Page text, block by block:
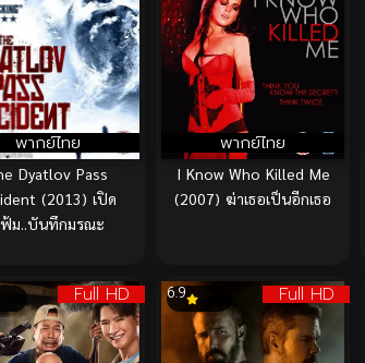
พากย์ไทย
Dyatlov Pass
(2013) เปิด
ม..บันทึกมรณะ
พากย์ไทย
I Know Who Killed Me
(2007) ฆ่าเธอเป็นอีกเธอ
Full HD Full HD
6.9